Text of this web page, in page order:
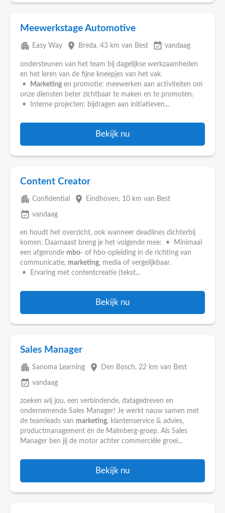
Meewerkstage Automotive
apartment Easy Way place Breda, 43 km van Best event_available vandaag
ondersteunen van het team bij dagelijkse werkzaamheden
en het leren van de fijne kneepjes van het vak.
•
Marketing en promotie: meewerken aan activiteiten om
onze diensten beter zichtbaar te maken en te promoten.
• Interne projecten: bijdragen aan initiatieven...
Bekijk nu
Content Creator
apartment Confidential place Eindhoven, 10 km van Best
event_available vandaag
en houdt het overzicht, ook wanneer deadlines dichterbij
komen. Daarnaast breng je het volgende mee: • Minimaal
een afgeronde mbo- of hbo-opleiding in de richting van
communicatie, marketing, media of vergelijkbaar.
• Ervaring met contentcreatie (tekst...
Bekijk nu
Sales Manager
apartment Sanoma Learning place Den Bosch, 22 km van Best
event_available vandaag
zoeken wij jou, een verbindende, datagedreven en
ondernemende Sales Manager! Je werkt nauw samen met
de teamleads van marketing, klantenservice & advies,
productmanagement én de Malmberg-groep. Als Sales
Manager ben jij de motor achter commerciële groei...
Bekijk nu